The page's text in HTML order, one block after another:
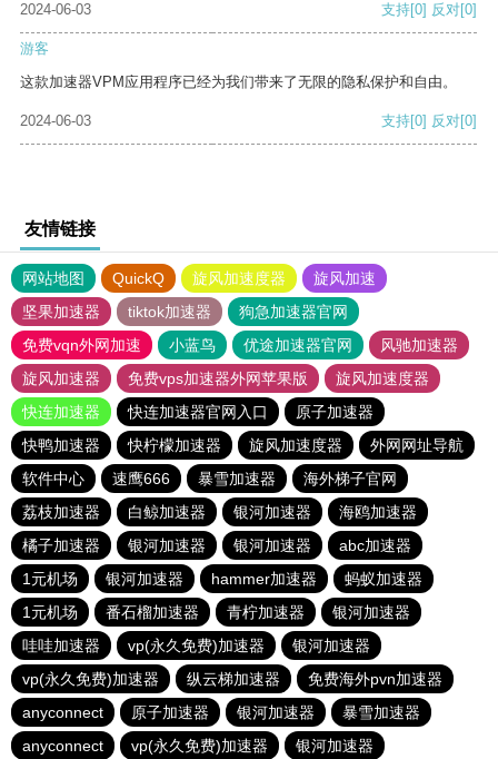
2024-06-03 支持[0] 反对[0]
游客
这款加速器VPM应用程序已经为我们带来了无限的隐私保护和自由。
2024-06-03 支持[0] 反对[0]
友情链接
网站地图 QuickQ 旋风加速度器
旋风加速
坚果加速器
tiktok加速器
狗急加速器官网
免费vqn外网加速
小蓝鸟 优途加速器官网
风驰加速器
旋风加速器
免费vps加速器外网苹果版
旋风加速度器
快连加速器
快连加速器官网入口
原子加速器
快鸭加速器
快柠檬加速器 旋风加速度器
外网网址导航
软件中心
速鹰666 暴雪加速器
海外梯子官网
荔枝加速器
白鲸加速器 银河加速器
海鸥加速器
橘子加速器
银河加速器 银河加速器
abc加速器
1元机场
银河加速器 hammer加速器
蚂蚁加速器
1元机场
番石榴加速器 青柠加速器
银河加速器
哇哇加速器
vp(永久免费)加速器
银河加速器
vp(永久免费)加速器
纵云梯加速器
免费海外pvn加速器
anyconnect
原子加速器 银河加速器
暴雪加速器
anyconnect
vp(永久免费)加速器 银河加速器